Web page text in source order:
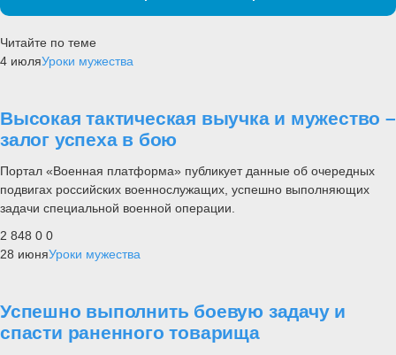
Читайте по теме
4 июляУроки мужества
Высокая тактическая выучка и мужество –
залог успеха в бою
Портал «Военная платформа» публикует данные об очередных
подвигах российских военнослужащих, успешно выполняющих
задачи специальной военной операции.
2 848 0 0
28 июняУроки мужества
Успешно выполнить боевую задачу и
спасти раненного товарища